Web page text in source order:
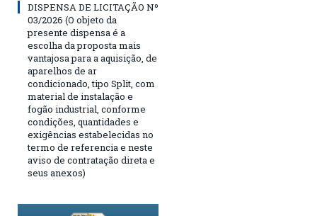
DISPENSA DE LICITAÇÃO Nº
03/2026 (O objeto da
presente dispensa é a
escolha da proposta mais
vantajosa para a aquisição, de
aparelhos de ar
condicionado, tipo Split, com
material de instalação e
fogão industrial, conforme
condições, quantidades e
exigências estabelecidas no
termo de referencia e neste
aviso de contratação direta e
seus anexos)